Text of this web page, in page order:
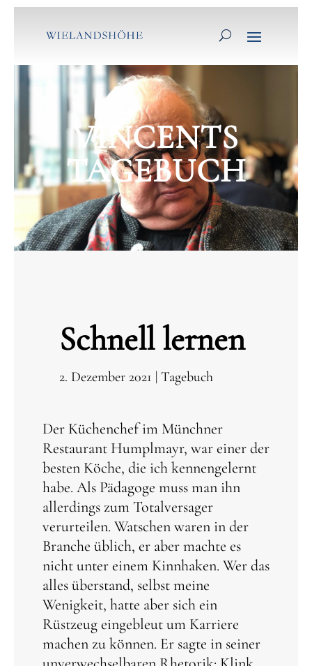
VINCENTS
TAGEBUCH
Schnell lernen
2. Dezember 2021 | Tagebuch
Der Küchenchef im Münchner
Restaurant Humplmayr, war einer der
besten Köche, die ich kennengelernt
habe. Als Pädagoge muss man ihn
allerdings zum Totalversager
verurteilen. Watschen waren in der
Branche üblich, er aber machte es
nicht unter einem Kinnhaken. Wer das
alles überstand, selbst meine
Wenigkeit, hatte aber sich ein
Rüstzeug eingebleut um Karriere
machen zu können. Er sagte in seiner